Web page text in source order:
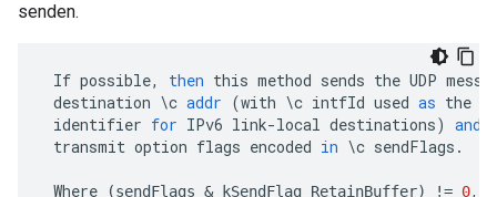
senden.
If possible, then this method sends the UDP
destination \c addr (with \c intfId used as the
identifier for IPv6 link-local destinations) and
transmit option flags encoded in \c sendFlags .
Where (sendFlags & kSendFlag_RetainBuffer) != 0,